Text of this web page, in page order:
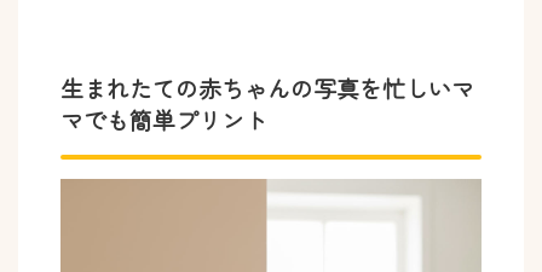
生まれたての赤ちゃんの写真を忙しいマ
マでも簡単プリント